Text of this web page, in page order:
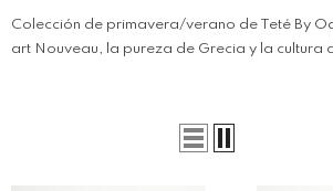
Colección de primavera/verano de Teté By
art Nouveau, la pureza de Grecia y la cultura